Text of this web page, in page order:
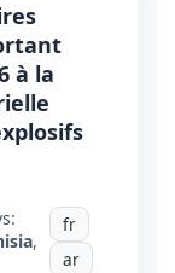
à la
,
fr
ar